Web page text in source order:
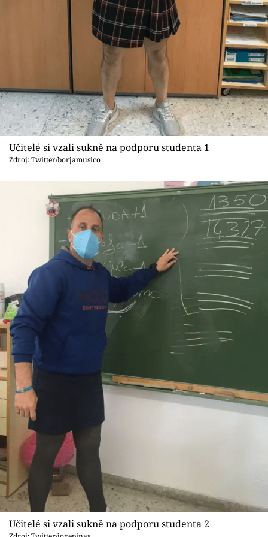
Sledujte prima+
Přihlášení
Sledujte nás
Učitelé si vzali sukně na podporu studenta 1
Zdroj: Twitter/borjamusico
Učitelé si vzali sukně na podporu studenta 2